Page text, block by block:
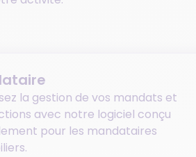
la gestion de vos mandats et
avec notre logiciel conçu
pour les mandataires